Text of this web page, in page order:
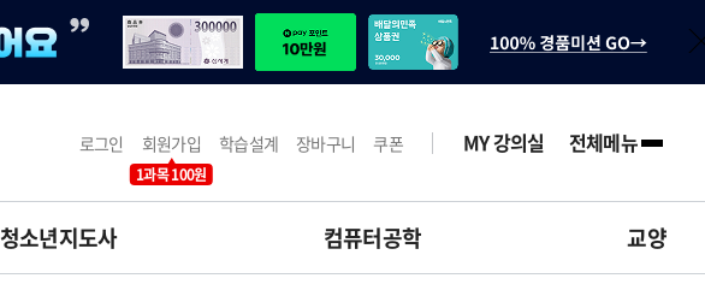
로그인 회원가입
1과목 100원
학습설계 장바구니 쿠폰 MY 강의실 전체메뉴
청소년지도사 컴퓨터공학 교양